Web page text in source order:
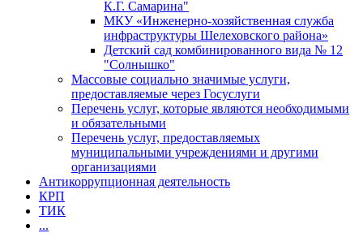
К.Г. Самарина"
МКУ «Инженерно-хозяйственная служба
инфраструктуры Шелеховского района»
Детский сад комбинированного вида № 12
"Солнышко"
Массовые социально значимые услуги,
предоставляемые через Госуслуги
Перечень услуг, которые являются необходимыми
и обязательными
Перечень услуг, предоставляемых
муниципальными учреждениями и другими
организациями
Антикоррупционная деятельность
КРП
ТИК
...